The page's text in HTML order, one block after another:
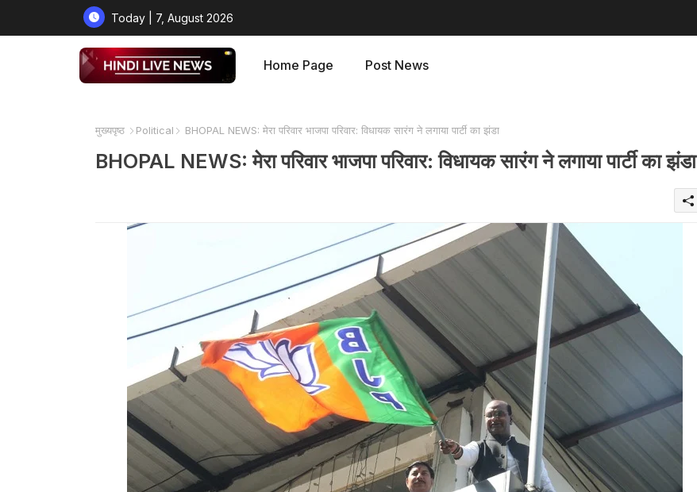
Today | 7, August 2026
Home Page Post News
मुख्यपृष्ठ Political BHOPAL NEWS: मेरा परिवार भाजपा परिवार: विधायक सारंग ने लगाया पार्टी का झंडा
BHOPAL NEWS: मेरा परिवार भाजपा परिवार: विधायक सारंग ने लगाया पार्टी का झंडा